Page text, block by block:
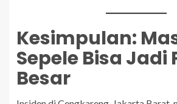
Kesimpulan:
Sepele Bisa Jadi
Besar